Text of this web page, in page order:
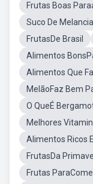
Frutas Boas
Suco De Melancia
FrutasDe Brasil
Alimentos
Alimentos Que
MelãoFaz Bem
O QueÉ
Melhores
Alimentos Ricos
FrutasDa
Frutas